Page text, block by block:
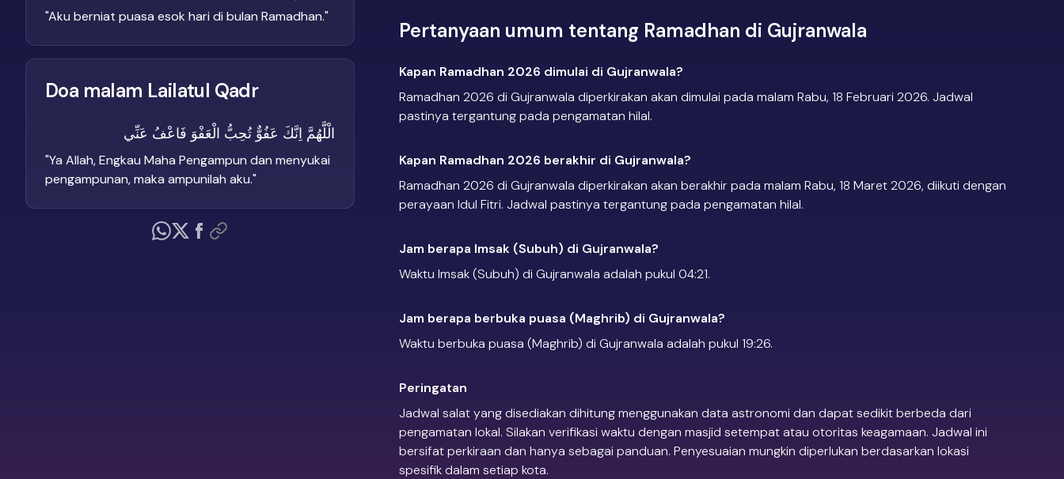
Pertanyaan umum tentang Ramadhan di Gujranwala
Kapan Ramadhan 2026 dimulai di Gujranwala?
Ramadhan 2026 di Gujranwala diperkirakan akan dimulai pada malam Rabu, 18 Februari 2026. Jadwal
pastinya tergantung pada pengamatan hilal.
Kapan Ramadhan 2026 berakhir di Gujranwala?
Ramadhan 2026 di Gujranwala diperkirakan akan berakhir pada malam Rabu, 18 Maret 2026, diikuti dengan
perayaan Idul Fitri. Jadwal pastinya tergantung pada pengamatan hilal.
Jam berapa Imsak (Subuh) di Gujranwala?
Waktu Imsak (Subuh) di Gujranwala adalah pukul 04:21.
Jam berapa berbuka puasa (Maghrib) di Gujranwala?
Waktu berbuka puasa (Maghrib) di Gujranwala adalah pukul 19:26.
Peringatan
Jadwal salat yang disediakan dihitung menggunakan data astronomi dan dapat sedikit berbeda dari
pengamatan lokal. Silakan verifikasi waktu dengan masjid setempat atau otoritas keagamaan. Jadwal ini
bersifat perkiraan dan hanya sebagai panduan. Penyesuaian mungkin diperlukan berdasarkan lokasi
spesifik dalam setiap kota.
"Aku berniat puasa esok hari di bulan Ramadhan."
Doa malam Lailatul Qadr
الْلَّهُمَّ اِنَّكَ عَفُوٌّ تُحِبُّ الْعَفْوَ فَاعْفُ عَنِّي
"Ya Allah, Engkau Maha Pengampun dan menyukai
pengampunan, maka ampunilah aku."